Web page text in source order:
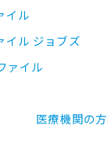
イル
イル ジョブズ
ァイル
医療機関の